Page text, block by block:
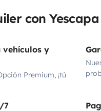
con Yescapa
vehículos y
Premium, ¡tú
7